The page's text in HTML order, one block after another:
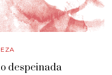
despeinada